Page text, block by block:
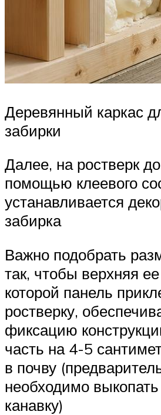
Деревянный каркас
забирки
Далее, на ростверк
помощью клеевого
устанавливается
забирка
Важно подобрать
так, чтобы верхняя
которой панель
ростверку,
фиксацию
часть на 4-5
в почву
необходимо
канавку)